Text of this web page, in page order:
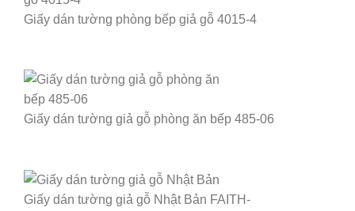
Giấy dán tường phòng bếp giả gỗ 4015-4
Giấy dán tường giả gỗ phòng ăn bếp 485-06
Giấy dán tường giả gỗ Nhật Bản FAITH-